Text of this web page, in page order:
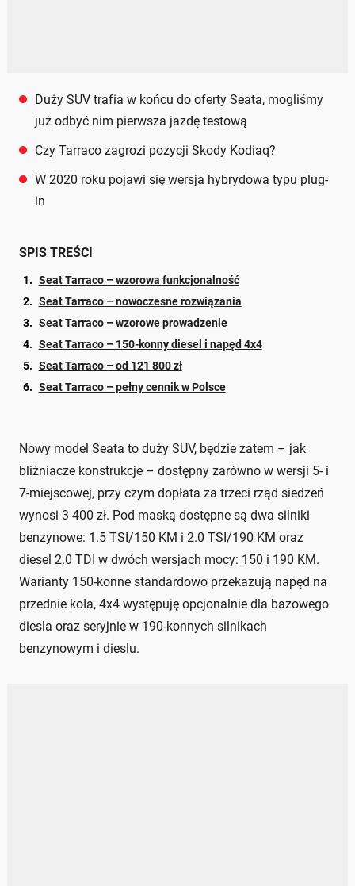
Duży SUV trafia w końcu do oferty Seata, mogliśmy
już odbyć nim pierwsza jazdę testową
Czy Tarraco zagrozi pozycji Skody Kodiaq?
W 2020 roku pojawi się wersja hybrydowa typu plug-
in
SPIS TREŚCI
Seat Tarraco – wzorowa funkcjonalność
Seat Tarraco – nowoczesne rozwiązania
Seat Tarraco – wzorowe prowadzenie
Seat Tarraco – 150-konny diesel i napęd 4x4
Seat Tarraco – od 121 800 zł
Seat Tarraco – pełny cennik w Polsce
Nowy model Seata to duży SUV, będzie zatem – jak
bliźniacze konstrukcje – dostępny zarówno w wersji 5- i
7-miejscowej, przy czym dopłata za trzeci rząd siedzeń
wynosi 3 400 zł. Pod maską dostępne są dwa silniki
benzynowe: 1.5 TSI/150 KM i 2.0 TSI/190 KM oraz
diesel 2.0 TDI w dwóch wersjach mocy: 150 i 190 KM.
Warianty 150-konne standardowo przekazują napęd na
przednie koła, 4x4 występuję opcjonalnie dla bazowego
diesla oraz seryjnie w 190-konnych silnikach
benzynowym i dieslu.